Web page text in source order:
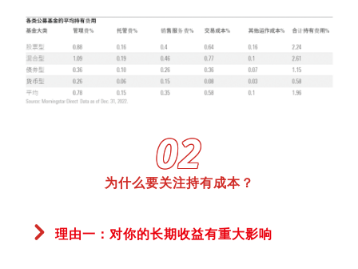
02
为什么要关注持有成本？
理由一：对你的长期收益有重大影响